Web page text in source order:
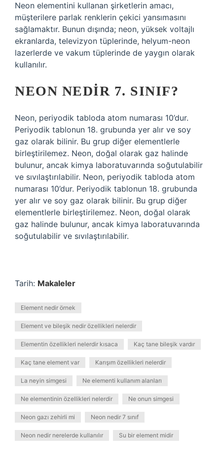
Neon elementini kullanan şirketlerin amacı,
müşterilere parlak renklerin çekici yansımasını
sağlamaktır. Bunun dışında; neon, yüksek voltajlı
ekranlarda, televizyon tüplerinde, helyum-neon
lazerlerde ve vakum tüplerinde de yaygın olarak
kullanılır.
NEON NEDIR 7. SINIF?
Neon, periyodik tabloda atom numarası 10’dur.
Periyodik tablonun 18. grubunda yer alır ve soy
gaz olarak bilinir. Bu grup diğer elementlerle
birleştirilemez. Neon, doğal olarak gaz halinde
bulunur, ancak kimya laboratuvarında soğutulabilir
ve sıvılaştırılabilir. Neon, periyodik tabloda atom
numarası 10’dur. Periyodik tablonun 18. grubunda
yer alır ve soy gaz olarak bilinir. Bu grup diğer
elementlerle birleştirilemez. Neon, doğal olarak
gaz halinde bulunur, ancak kimya laboratuvarında
soğutulabilir ve sıvılaştırılabilir.
Tarih: Makaleler
Element nedir örnek
Element ve bileşik nedir özellikleri nelerdir
Elementin özellikleri nelerdir kısaca Kaç tane bileşik vardır
Kaç tane element var Karışım özellikleri nelerdir
La neyin simgesi Ne elementi kullanım alanları
Ne elementinin özellikleri nelerdir Ne onun simgesi
Neon gazı zehirli mi Neon nedir 7 sınıf
Neon nedir nerelerde kullanılır Su bir element midir